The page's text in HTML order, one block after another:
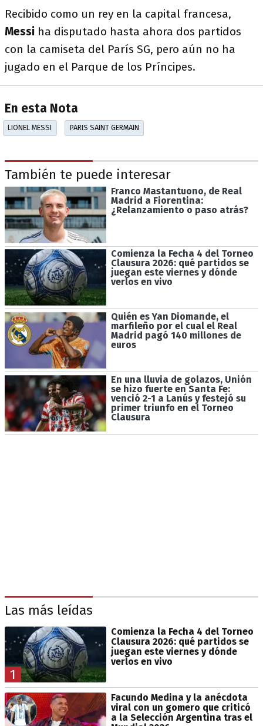
Recibido como un rey en la capital francesa,
Messi ha disputado hasta ahora dos partidos
con la camiseta del París SG, pero aún no ha
jugado en el Parque de los Príncipes.
En esta Nota
LIONEL MESSI PARIS SAINT GERMAIN
También te puede interesar
Franco Mastantuono, de Real
Madrid a Fiorentina:
¿Relanzamiento o paso atrás?
Comienza la Fecha 4 del Torneo
Clausura 2026: qué partidos se
juegan este viernes y dónde
verlos en vivo
Quién es Yan Diomande, el
marfileño por el cual el Real
Madrid pagó 140 millones de
euros
En una lluvia de golazos, Unión
se hizo fuerte en Santa Fe:
venció 2-1 a Lanús y festejó su
primer triunfo en el Torneo
Clausura
Las más leídas
1
Comienza la Fecha 4 del Torneo
Clausura 2026: qué partidos se
juegan este viernes y dónde
verlos en vivo
Facundo Medina y la anécdota
viral con un gomero que criticó
a la Selección Argentina tras el